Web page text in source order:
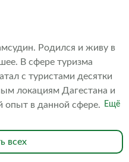
Родился и живу в
В сфере туризма
с туристами десятки
локациям Дагестана и
опыт в данной сфере. Тем
в Высшей школе
университете
Ещё
всех